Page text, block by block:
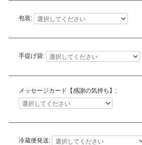
包装:
手提げ袋:
メッセージカード【感謝の気持ち】:
冷蔵便発送: